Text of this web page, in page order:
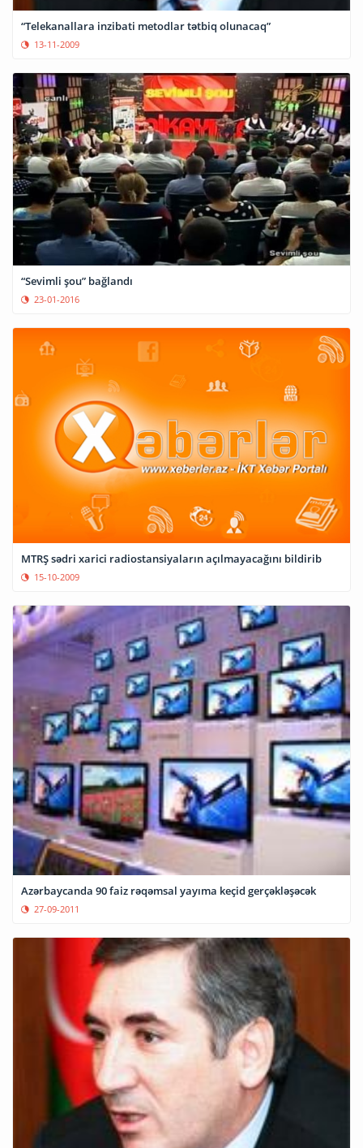
“Telekanallara inzibati metodlar tətbiq olunacaq”
13-11-2009
“Sevimli şou” bağlandı
23-01-2016
MTRŞ sədri xarici radiostansiyaların açılmayacağını bildirib
15-10-2009
Azərbaycanda 90 faiz rəqəmsal yayıma keçid gerçəkləşəcək
27-09-2011